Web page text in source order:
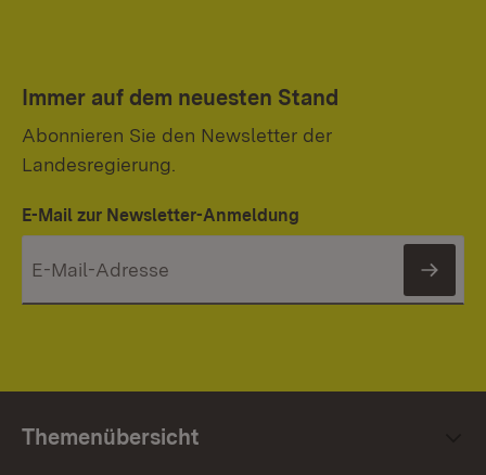
Immer auf dem neuesten Stand
Abonnieren Sie den Newsletter der
Landesregierung.
E-Mail zur Newsletter-Anmeldung
Themenübersicht